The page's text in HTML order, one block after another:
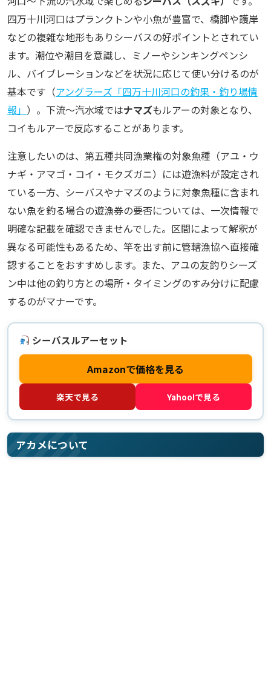
四万十川河口はプランクトンや小魚が豊富で、橋脚や護岸
などの複雑な地形もありシーバスの好ポイントとされてい
ます。潮位や潮目を意識し、ミノーやシンキングペンシ
ル、バイブレーションなどを状況に応じて使い分けるのが
基本です（アングラーズ「四万十川河口の釣果・釣り場情
報」 ）。下流〜汽水域ではナマズもルアーの対象となり、
コイもルアーで反応することがあります。
注意したいのは、第五種共同漁業権の対象魚種（アユ・ウ
ナギ・アマゴ・コイ・モクズガニ）には遊漁料が設定され
ている一方、シーバスやナマズのように対象魚種に含まれ
ない魚を釣る場合の遊漁券の要否については、一次情報で
明確な記載を確認できませんでした。区間によって解釈が
異なる可能性もあるため、竿を出す前に管轄漁協へ直接確
認することをおすすめします。また、アユの友釣りシーズ
ン中は他の釣り方との場所・タイミングのすみ分けに配慮
するのがマナーです。
シーバスルアーセット
Amazonで価格を見る
楽天で見る Yahoo!で見る
アカメについて